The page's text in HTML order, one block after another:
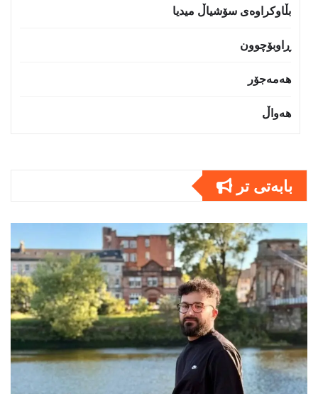
بڵاوکراوەی سۆشیاڵ میدیا
ڕاوبۆچوون
هەمەجۆر
هەواڵ
بابەتى تر